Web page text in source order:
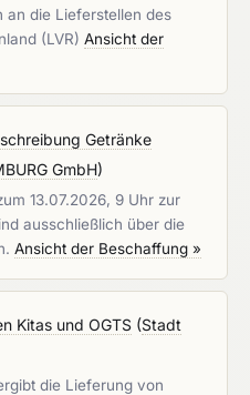
an die Lieferstellen des
(LVR) Ansicht der
Getränke
GmbH)
13.07.2026, 9 Uhr zur
ausschließlich über die
Ansicht der Beschaffung »
Kitas und OGTS (Stadt
die Lieferung von